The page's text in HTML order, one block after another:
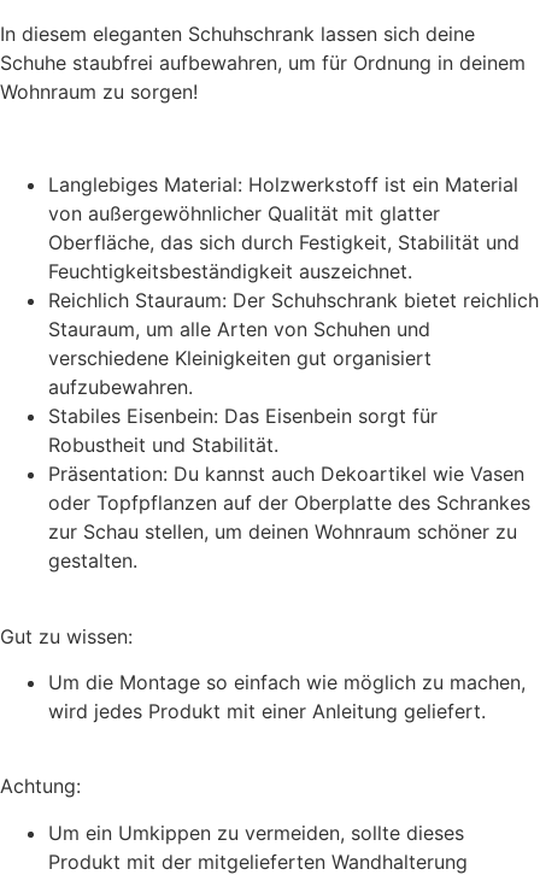
In diesem eleganten Schuhschrank lassen sich deine
Schuhe staubfrei aufbewahren, um für Ordnung in deinem
Wohnraum zu sorgen!
Langlebiges Material: Holzwerkstoff ist ein Material
von außergewöhnlicher Qualität mit glatter
Oberfläche, das sich durch Festigkeit, Stabilität und
Feuchtigkeitsbeständigkeit auszeichnet.
Reichlich Stauraum: Der Schuhschrank bietet reichlich
Stauraum, um alle Arten von Schuhen und
verschiedene Kleinigkeiten gut organisiert
aufzubewahren.
Stabiles Eisenbein: Das Eisenbein sorgt für
Robustheit und Stabilität.
Präsentation: Du kannst auch Dekoartikel wie Vasen
oder Topfpflanzen auf der Oberplatte des Schrankes
zur Schau stellen, um deinen Wohnraum schöner zu
gestalten.
Gut zu wissen:
Um die Montage so einfach wie möglich zu machen,
wird jedes Produkt mit einer Anleitung geliefert.
Achtung:
Um ein Umkippen zu vermeiden, sollte dieses
Produkt mit der mitgelieferten Wandhalterung